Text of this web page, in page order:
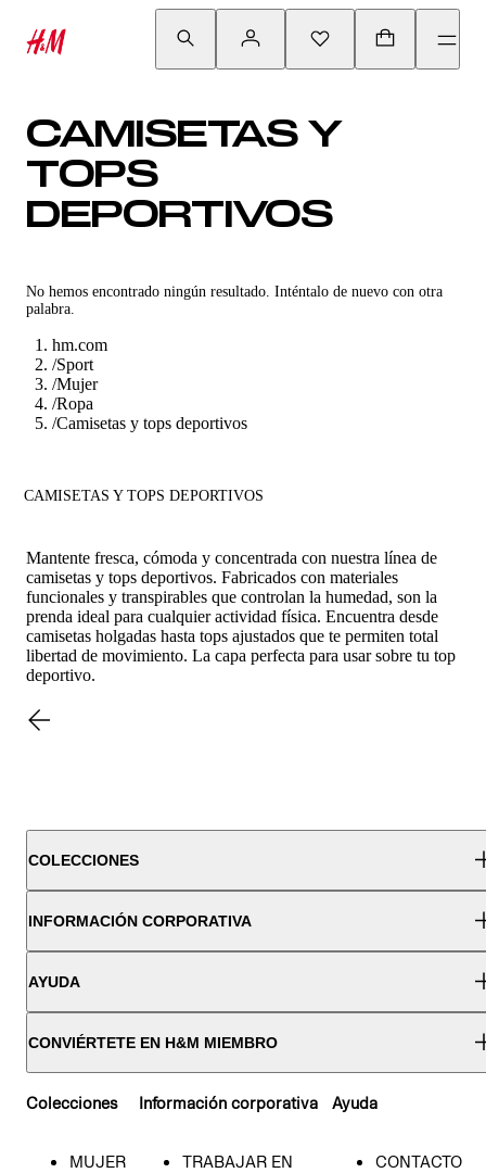
CAMISETAS Y
TOPS
DEPORTIVOS
No hemos encontrado ningún resultado. Inténtalo de nuevo con otra
palabra.
hm.com
/Sport
/Mujer
/Ropa
/Camisetas y tops deportivos
CAMISETAS Y TOPS DEPORTIVOS
Mantente fresca, cómoda y concentrada con nuestra línea de
camisetas y tops deportivos. Fabricados con materiales
funcionales y transpirables que controlan la humedad, son la
prenda ideal para cualquier actividad física. Encuentra desde
camisetas holgadas hasta tops ajustados que te permiten total
libertad de movimiento. La capa perfecta para usar sobre tu top
deportivo.
COLECCIONES
INFORMACIÓN CORPORATIVA
AYUDA
CONVIÉRTETE EN H&M MIEMBRO
Colecciones
MUJER
Información corporativa
TRABAJAR EN
Ayuda
CONTACTO